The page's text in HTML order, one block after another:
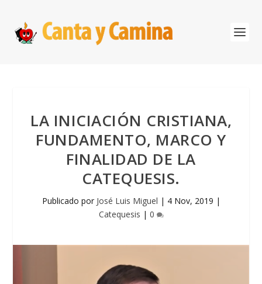
LA INICIACIÓN CRISTIANA,
FUNDAMENTO, MARCO Y
FINALIDAD DE LA
CATEQUESIS.
Publicado por José Luis Miguel | 4 Nov, 2019 |
Catequesis | 0